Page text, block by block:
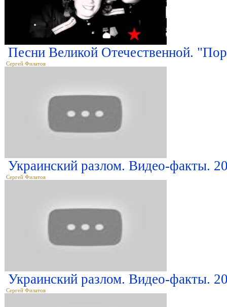
Песни Великой Отечественной.
Сергей Филатов
Украинский разлом. Видео-факты.
Сергей Филатов
Украинский разлом. Видео-факты.
Сергей Филатов